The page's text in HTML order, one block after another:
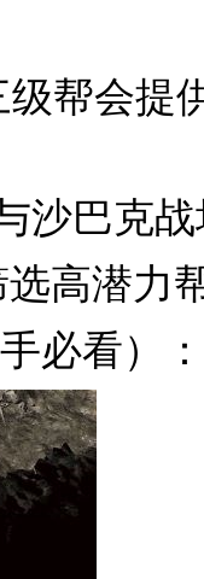
级帮会提
沙巴克
高潜力
必看）：